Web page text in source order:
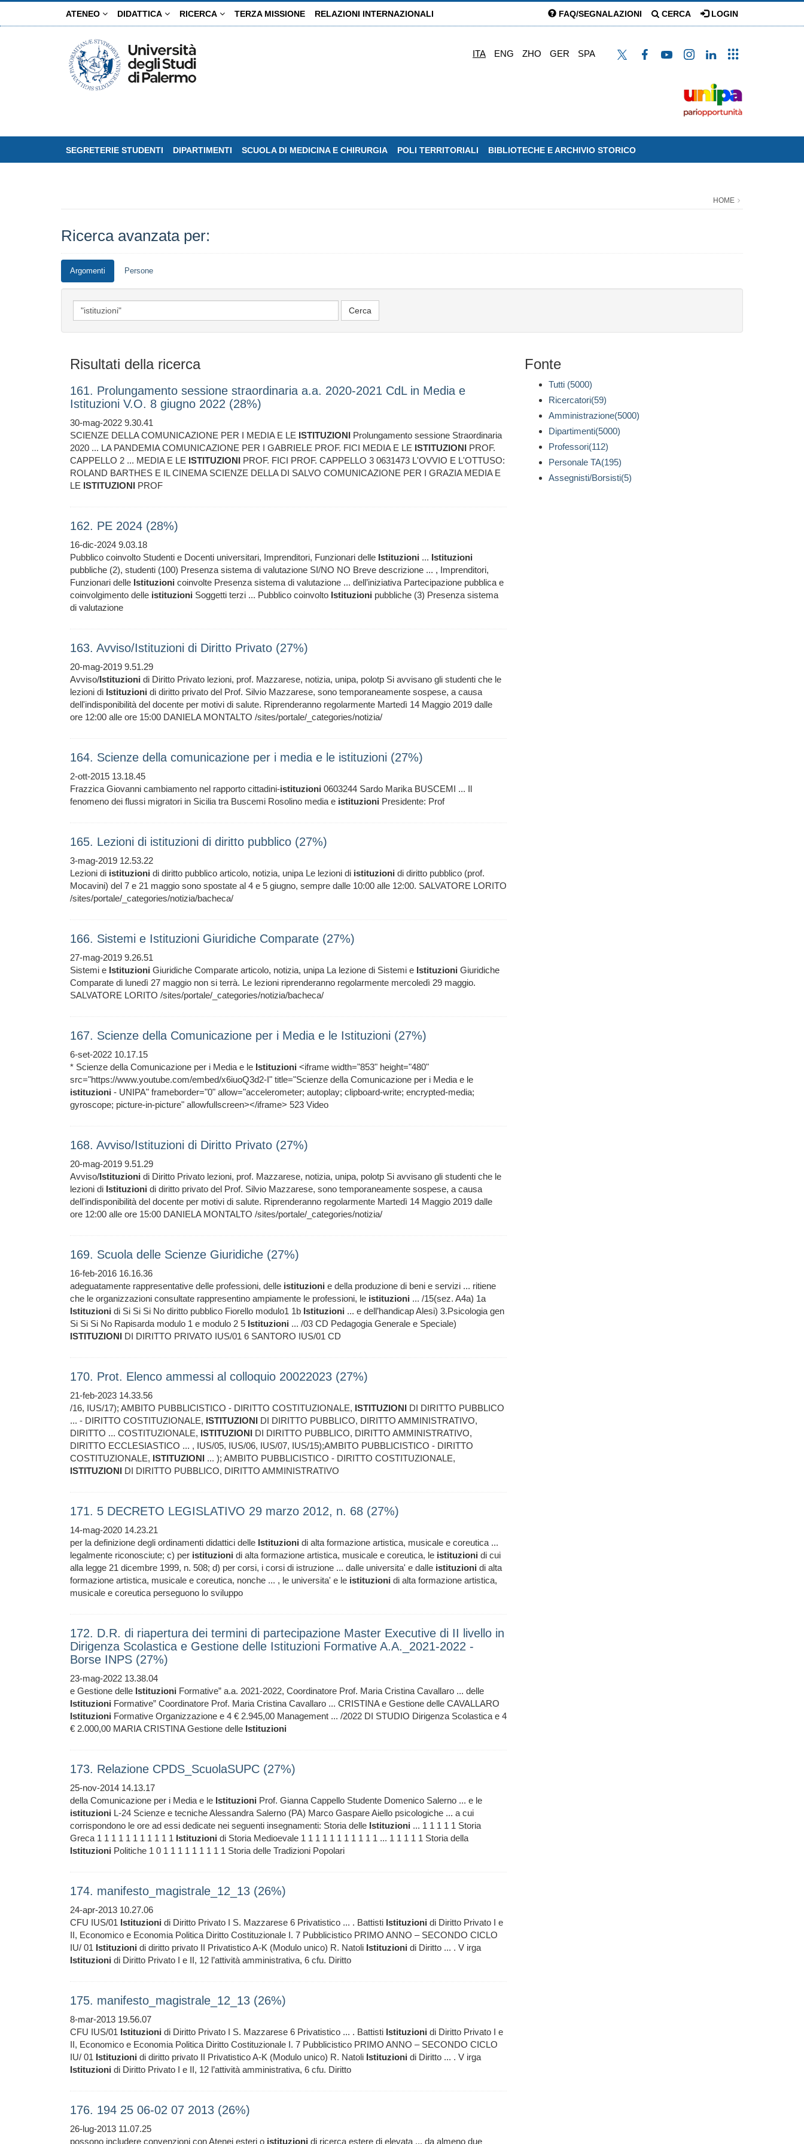
ATENEO DIDATTICA RICERCA TERZA MISSIONE RELAZIONI INTERNAZIONALI FAQ/SEGNALAZIONI CERCA LOGIN
ITA ENG ZHO GER SPA
SEGRETERIE STUDENTI DIPARTIMENTI SCUOLA DI MEDICINA E CHIRURGIA POLI TERRITORIALI BIBLIOTECHE E ARCHIVIO STORICO
HOME
Ricerca avanzata per:
Argomenti Persone
Risultati della ricerca
161. Prolungamento sessione straordinaria a.a. 2020-2021 CdL in Media e
Istituzioni V.O. 8 giugno 2022 (28%)
30-mag-2022 9.30.41
SCIENZE DELLA COMUNICAZIONE PER I MEDIA E LE ISTITUZIONI Prolungamento sessione Straordinaria
2020 ... LA PANDEMIA COMUNICAZIONE PER I GABRIELE PROF. FICI MEDIA E LE ISTITUZIONI PROF.
CAPPELLO 2 ... MEDIA E LE ISTITUZIONI PROF. FICI PROF. CAPPELLO 3 0631473 L'OVVIO E L'OTTUSO:
ROLAND BARTHES E IL CINEMA SCIENZE DELLA DI SALVO COMUNICAZIONE PER I GRAZIA MEDIA E
LE ISTITUZIONI PROF
162. PE 2024 (28%)
16-dic-2024 9.03.18
Pubblico coinvolto Studenti e Docenti universitari, Imprenditori, Funzionari delle Istituzioni ... Istituzioni
pubbliche (2), studenti (100) Presenza sistema di valutazione SI/NO NO Breve descrizione ... , Imprenditori,
Funzionari delle Istituzioni coinvolte Presenza sistema di valutazione ... dell’iniziativa Partecipazione pubblica e
coinvolgimento delle istituzioni Soggetti terzi ... Pubblico coinvolto Istituzioni pubbliche (3) Presenza sistema
di valutazione
163. Avviso/Istituzioni di Diritto Privato (27%)
20-mag-2019 9.51.29
Avviso/Istituzioni di Diritto Privato lezioni, prof. Mazzarese, notizia, unipa, polotp Si avvisano gli studenti che le
lezioni di Istituzioni di diritto privato del Prof. Silvio Mazzarese, sono temporaneamente sospese, a causa
dell'indisponibilità del docente per motivi di salute. Riprenderanno regolarmente Martedì 14 Maggio 2019 dalle
ore 12:00 alle ore 15:00 DANIELA MONTALTO /sites/portale/_categories/notizia/
164. Scienze della comunicazione per i media e le istituzioni (27%)
2-ott-2015 13.18.45
Frazzica Giovanni cambiamento nel rapporto cittadini-istituzioni 0603244 Sardo Marika BUSCEMI ... Il
fenomeno dei flussi migratori in Sicilia tra Buscemi Rosolino media e istituzioni Presidente: Prof
165. Lezioni di istituzioni di diritto pubblico (27%)
3-mag-2019 12.53.22
Lezioni di istituzioni di diritto pubblico articolo, notizia, unipa Le lezioni di istituzioni di diritto pubblico (prof.
Mocavini) del 7 e 21 maggio sono spostate al 4 e 5 giugno, sempre dalle 10:00 alle 12:00. SALVATORE LORITO
/sites/portale/_categories/notizia/bacheca/
166. Sistemi e Istituzioni Giuridiche Comparate (27%)
27-mag-2019 9.26.51
Sistemi e Istituzioni Giuridiche Comparate articolo, notizia, unipa La lezione di Sistemi e Istituzioni Giuridiche
Comparate di lunedì 27 maggio non si terrà. Le lezioni riprenderanno regolarmente mercoledì 29 maggio.
SALVATORE LORITO /sites/portale/_categories/notizia/bacheca/
167. Scienze della Comunicazione per i Media e le Istituzioni (27%)
6-set-2022 10.17.15
* Scienze della Comunicazione per i Media e le Istituzioni <iframe width="853" height="480"
src="https://www.youtube.com/embed/x6iuoQ3d2-I" title="Scienze della Comunicazione per i Media e le
istituzioni - UNIPA" frameborder="0" allow="accelerometer; autoplay; clipboard-write; encrypted-media;
gyroscope; picture-in-picture" allowfullscreen></iframe> 523 Video
168. Avviso/Istituzioni di Diritto Privato (27%)
20-mag-2019 9.51.29
Avviso/Istituzioni di Diritto Privato lezioni, prof. Mazzarese, notizia, unipa, polotp Si avvisano gli studenti che le
lezioni di Istituzioni di diritto privato del Prof. Silvio Mazzarese, sono temporaneamente sospese, a causa
dell'indisponibilità del docente per motivi di salute. Riprenderanno regolarmente Martedì 14 Maggio 2019 dalle
ore 12:00 alle ore 15:00 DANIELA MONTALTO /sites/portale/_categories/notizia/
169. Scuola delle Scienze Giuridiche (27%)
16-feb-2016 16.16.36
adeguatamente rappresentative delle professioni, delle istituzioni e della produzione di beni e servizi ... ritiene
che le organizzazioni consultate rappresentino ampiamente le professioni, le istituzioni ... /15(sez. A4a) 1a
Istituzioni di Si Si Si No diritto pubblico Fiorello modulo1 1b Istituzioni ... e dell’handicap Alesi) 3.Psicologia gen
Si Si Si No Rapisarda modulo 1 e modulo 2 5 Istituzioni ... /03 CD Pedagogia Generale e Speciale)
ISTITUZIONI DI DIRITTO PRIVATO IUS/01 6 SANTORO IUS/01 CD
170. Prot. Elenco ammessi al colloquio 20022023 (27%)
21-feb-2023 14.33.56
/16, IUS/17); AMBITO PUBBLICISTICO - DIRITTO COSTITUZIONALE, ISTITUZIONI DI DIRITTO PUBBLICO
... - DIRITTO COSTITUZIONALE, ISTITUZIONI DI DIRITTO PUBBLICO, DIRITTO AMMINISTRATIVO,
DIRITTO ... COSTITUZIONALE, ISTITUZIONI DI DIRITTO PUBBLICO, DIRITTO AMMINISTRATIVO,
DIRITTO ECCLESIASTICO ... , IUS/05, IUS/06, IUS/07, IUS/15);AMBITO PUBBLICISTICO - DIRITTO
COSTITUZIONALE, ISTITUZIONI ... ); AMBITO PUBBLICISTICO - DIRITTO COSTITUZIONALE,
ISTITUZIONI DI DIRITTO PUBBLICO, DIRITTO AMMINISTRATIVO
171. 5 DECRETO LEGISLATIVO 29 marzo 2012, n. 68 (27%)
14-mag-2020 14.23.21
per la definizione degli ordinamenti didattici delle Istituzioni di alta formazione artistica, musicale e coreutica ...
legalmente riconosciute; c) per istituzioni di alta formazione artistica, musicale e coreutica, le istituzioni di cui
alla legge 21 dicembre 1999, n. 508; d) per corsi, i corsi di istruzione ... dalle universita' e dalle istituzioni di alta
formazione artistica, musicale e coreutica, nonche ... , le universita' e le istituzioni di alta formazione artistica,
musicale e coreutica perseguono lo sviluppo
172. D.R. di riapertura dei termini di partecipazione Master Executive di II livello in
Dirigenza Scolastica e Gestione delle Istituzioni Formative A.A._2021-2022 -
Borse INPS (27%)
23-mag-2022 13.38.04
e Gestione delle Istituzioni Formative” a.a. 2021-2022, Coordinatore Prof. Maria Cristina Cavallaro ... delle
Istituzioni Formative” Coordinatore Prof. Maria Cristina Cavallaro ... CRISTINA e Gestione delle CAVALLARO
Istituzioni Formative Organizzazione e 4 € 2.945,00 Management ... /2022 DI STUDIO Dirigenza Scolastica e 4
€ 2.000,00 MARIA CRISTINA Gestione delle Istituzioni
173. Relazione CPDS_ScuolaSUPC (27%)
25-nov-2014 14.13.17
della Comunicazione per i Media e le Istituzioni Prof. Gianna Cappello Studente Domenico Salerno ... e le
istituzioni L-24 Scienze e tecniche Alessandra Salerno (PA) Marco Gaspare Aiello psicologiche ... a cui
corrispondono le ore ad essi dedicate nei seguenti insegnamenti: Storia delle Istituzioni ... 1 1 1 1 1 Storia
Greca 1 1 1 1 1 1 1 1 1 1 1 Istituzioni di Storia Medioevale 1 1 1 1 1 1 1 1 1 1 1 ... 1 1 1 1 1 Storia della
Istituzioni Politiche 1 0 1 1 1 1 1 1 1 1 1 Storia delle Tradizioni Popolari
174. manifesto_magistrale_12_13 (26%)
24-apr-2013 10.27.06
CFU IUS/01 Istituzioni di Diritto Privato I S. Mazzarese 6 Privatistico ... . Battisti Istituzioni di Diritto Privato I e
II, Economico e Economia Politica Diritto Costituzionale I. 7 Pubblicistico PRIMO ANNO – SECONDO CICLO
IU/ 01 Istituzioni di diritto privato II Privatistico A-K (Modulo unico) R. Natoli Istituzioni di Diritto ... . V irga
Istituzioni di Diritto Privato I e II, 12 l’attività amministrativa, 6 cfu. Diritto
175. manifesto_magistrale_12_13 (26%)
8-mar-2013 19.56.07
CFU IUS/01 Istituzioni di Diritto Privato I S. Mazzarese 6 Privatistico ... . Battisti Istituzioni di Diritto Privato I e
II, Economico e Economia Politica Diritto Costituzionale I. 7 Pubblicistico PRIMO ANNO – SECONDO CICLO
IU/ 01 Istituzioni di diritto privato II Privatistico A-K (Modulo unico) R. Natoli Istituzioni di Diritto ... . V irga
Istituzioni di Diritto Privato I e II, 12 l’attività amministrativa, 6 cfu. Diritto
176. 194 25 06-02 07 2013 (26%)
26-lug-2013 11.07.25
possono includere convenzioni con Atenei esteri o istituzioni di ricerca estere di elevata ... da almeno due
Fonte
Tutti (5000)
Ricercatori(59)
Amministrazione(5000)
Dipartimenti(5000)
Professori(112)
Personale TA(195)
Assegnisti/Borsisti(5)